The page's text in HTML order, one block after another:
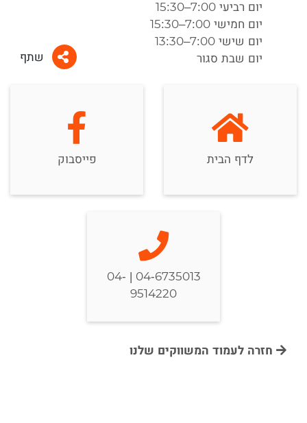
יום רביעי 7:00–15:30
יום חמישי 7:00–15:30
יום שישי 7:00–13:30
יום שבת סגור
שתף
לדף הבית פייסבוק
04-6735013 | 04-
9514220
חזרה לעמוד המשווקים שלנו